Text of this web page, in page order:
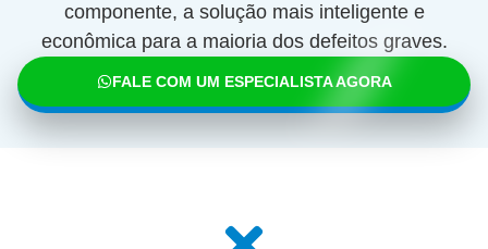
componente, a solução mais inteligente e
econômica para a maioria dos defeitos graves.
FALE COM UM ESPECIALISTA AGORA